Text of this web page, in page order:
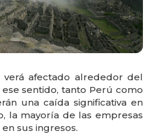
afectado alrededor del
sentido, tanto Perú como
una caída significativa en
la mayoría de las empresas
sus ingresos.